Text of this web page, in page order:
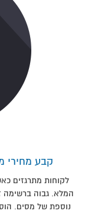
קבע מחירי
לקוחות מתרגזים
המלא. גבוה ברשימה
נוספת של מסים.